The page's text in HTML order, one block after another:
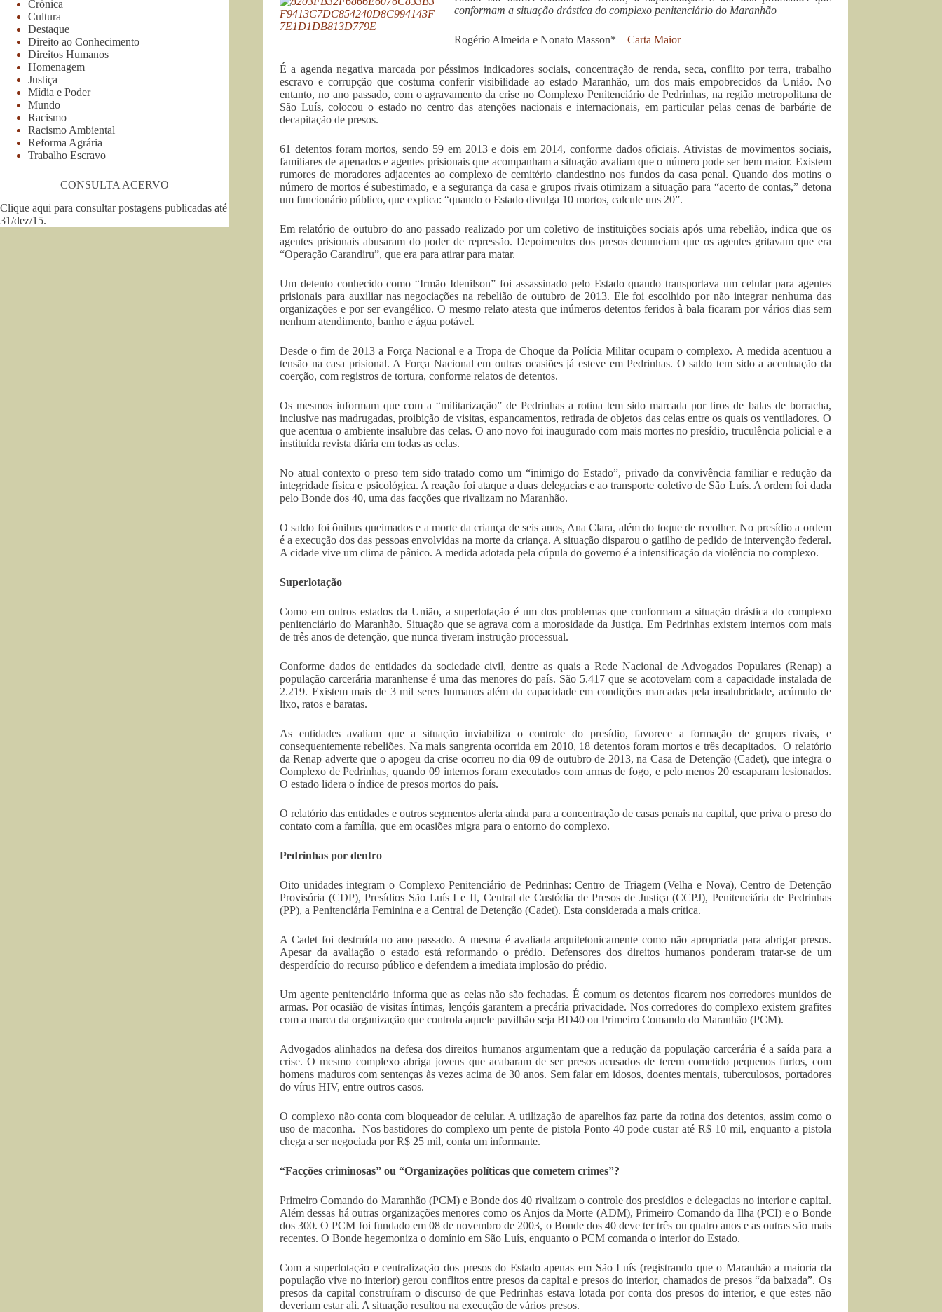
conformam a situação drástica do complexo penitenciário do Maranhão
Rogério Almeida e Nonato Masson* – Carta Maior
É a agenda negativa marcada por péssimos indicadores sociais, concentração de renda, seca, conflito por terra, trabalho
escravo e corrupção que costuma conferir visibilidade ao estado Maranhão, um dos mais empobrecidos da União. No
entanto, no ano passado, com o agravamento da crise no Complexo Penitenciário de Pedrinhas, na região metropolitana de
São Luís, colocou o estado no centro das atenções nacionais e internacionais, em particular pelas cenas de barbárie de
decapitação de presos.
61 detentos foram mortos, sendo 59 em 2013 e dois em 2014, conforme dados oficiais. Ativistas de movimentos sociais,
familiares de apenados e agentes prisionais que acompanham a situação avaliam que o número pode ser bem maior. Existem
rumores de moradores adjacentes ao complexo de cemitério clandestino nos fundos da casa penal. Quando dos motins o
número de mortos é subestimado, e a segurança da casa e grupos rivais otimizam a situação para “acerto de contas,” detona
um funcionário público, que explica: “quando o Estado divulga 10 mortos, calcule uns 20”.
Em relatório de outubro do ano passado realizado por um coletivo de instituições sociais após uma rebelião, indica que os
agentes prisionais abusaram do poder de repressão. Depoimentos dos presos denunciam que os agentes gritavam que era
“Operação Carandiru”, que era para atirar para matar.
Um detento conhecido como “Irmão Idenilson” foi assassinado pelo Estado quando transportava um celular para agentes
prisionais para auxiliar nas negociações na rebelião de outubro de 2013. Ele foi escolhido por não integrar nenhuma das
organizações e por ser evangélico. O mesmo relato atesta que inúmeros detentos feridos à bala ficaram por vários dias sem
nenhum atendimento, banho e água potável.
Desde o fim de 2013 a Força Nacional e a Tropa de Choque da Polícia Militar ocupam o complexo. A medida acentuou a
tensão na casa prisional. A Força Nacional em outras ocasiões já esteve em Pedrinhas. O saldo tem sido a acentuação da
coerção, com registros de tortura, conforme relatos de detentos.
Os mesmos informam que com a “militarização” de Pedrinhas a rotina tem sido marcada por tiros de balas de borracha,
inclusive nas madrugadas, proibição de visitas, espancamentos, retirada de objetos das celas entre os quais os ventiladores. O
que acentua o ambiente insalubre das celas. O ano novo foi inaugurado com mais mortes no presídio, truculência policial e a
instituída revista diária em todas as celas.
No atual contexto o preso tem sido tratado como um “inimigo do Estado”, privado da convivência familiar e redução da
integridade física e psicológica. A reação foi ataque a duas delegacias e ao transporte coletivo de São Luís. A ordem foi dada
pelo Bonde dos 40, uma das facções que rivalizam no Maranhão.
O saldo foi ônibus queimados e a morte da criança de seis anos, Ana Clara, além do toque de recolher. No presídio a ordem
é a execução dos das pessoas envolvidas na morte da criança. A situação disparou o gatilho de pedido de intervenção federal.
A cidade vive um clima de pânico. A medida adotada pela cúpula do governo é a intensificação da violência no complexo.
Superlotação
Como em outros estados da União, a superlotação é um dos problemas que conformam a situação drástica do complexo
penitenciário do Maranhão. Situação que se agrava com a morosidade da Justiça. Em Pedrinhas existem internos com mais
de três anos de detenção, que nunca tiveram instrução processual.
Conforme dados de entidades da sociedade civil, dentre as quais a Rede Nacional de Advogados Populares (Renap) a
população carcerária maranhense é uma das menores do país. São 5.417 que se acotovelam com a capacidade instalada de
2.219. Existem mais de 3 mil seres humanos além da capacidade em condições marcadas pela insalubridade, acúmulo de
lixo, ratos e baratas.
As entidades avaliam que a situação inviabiliza o controle do presídio, favorece a formação de grupos rivais, e
consequentemente rebeliões. Na mais sangrenta ocorrida em 2010, 18 detentos foram mortos e três decapitados. O relatório
da Renap adverte que o apogeu da crise ocorreu no dia 09 de outubro de 2013, na Casa de Detenção (Cadet), que integra o
Complexo de Pedrinhas, quando 09 internos foram executados com armas de fogo, e pelo menos 20 escaparam lesionados.
O estado lidera o índice de presos mortos do país.
O relatório das entidades e outros segmentos alerta ainda para a concentração de casas penais na capital, que priva o preso do
contato com a família, que em ocasiões migra para o entorno do complexo.
Pedrinhas por dentro
Oito unidades integram o Complexo Penitenciário de Pedrinhas: Centro de Triagem (Velha e Nova), Centro de Detenção
Provisória (CDP), Presídios São Luís I e II, Central de Custódia de Presos de Justiça (CCPJ), Penitenciária de Pedrinhas
(PP), a Penitenciária Feminina e a Central de Detenção (Cadet). Esta considerada a mais crítica.
A Cadet foi destruída no ano passado. A mesma é avaliada arquitetonicamente como não apropriada para abrigar presos.
Apesar da avaliação o estado está reformando o prédio. Defensores dos direitos humanos ponderam tratar-se de um
desperdício do recurso público e defendem a imediata implosão do prédio.
Um agente penitenciário informa que as celas não são fechadas. É comum os detentos ficarem nos corredores munidos de
armas. Por ocasião de visitas íntimas, lençóis garantem a precária privacidade. Nos corredores do complexo existem grafites
com a marca da organização que controla aquele pavilhão seja BD40 ou Primeiro Comando do Maranhão (PCM).
Advogados alinhados na defesa dos direitos humanos argumentam que a redução da população carcerária é a saída para a
crise. O mesmo complexo abriga jovens que acabaram de ser presos acusados de terem cometido pequenos furtos, com
homens maduros com sentenças às vezes acima de 30 anos. Sem falar em idosos, doentes mentais, tuberculosos, portadores
do vírus HIV, entre outros casos.
O complexo não conta com bloqueador de celular. A utilização de aparelhos faz parte da rotina dos detentos, assim como o
uso de maconha. Nos bastidores do complexo um pente de pistola Ponto 40 pode custar até R$ 10 mil, enquanto a pistola
chega a ser negociada por R$ 25 mil, conta um informante.
“Facções criminosas” ou “Organizações políticas que cometem crimes”?
Primeiro Comando do Maranhão (PCM) e Bonde dos 40 rivalizam o controle dos presídios e delegacias no interior e capital.
Além dessas há outras organizações menores como os Anjos da Morte (ADM), Primeiro Comando da Ilha (PCI) e o Bonde
dos 300. O PCM foi fundado em 08 de novembro de 2003, o Bonde dos 40 deve ter três ou quatro anos e as outras são mais
recentes. O Bonde hegemoniza o domínio em São Luís, enquanto o PCM comanda o interior do Estado.
Com a superlotação e centralização dos presos do Estado apenas em São Luís (registrando que o Maranhão a maioria da
população vive no interior) gerou conflitos entre presos da capital e presos do interior, chamados de presos “da baixada”. Os
presos da capital construíram o discurso de que Pedrinhas estava lotada por conta dos presos do interior, e que estes não
deveriam estar ali. A situação resultou na execução de vários presos.
Crônica
Cultura
Destaque
Direito ao Conhecimento
Direitos Humanos
Homenagem
Justiça
Mídia e Poder
Mundo
Racismo
Racismo Ambiental
Reforma Agrária
Trabalho Escravo
CONSULTA ACERVO
Clique aqui para consultar postagens publicadas até
31/dez/15.